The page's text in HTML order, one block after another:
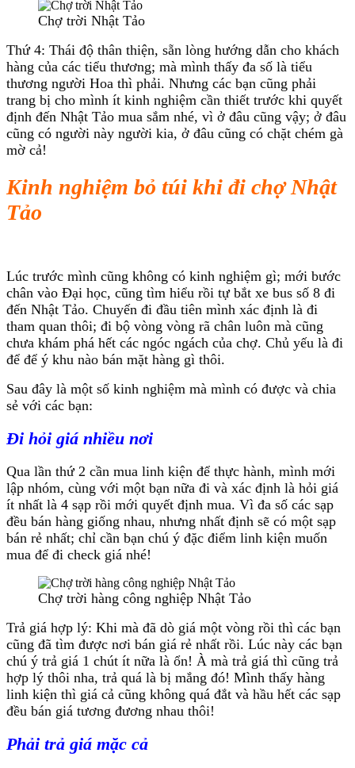
Chợ trời Nhật Tảo
Thứ 4: Thái độ thân thiện, sẵn lòng hướng dẫn cho khách
hàng của các tiểu thương; mà mình thấy đa số là tiểu
thương người Hoa thì phải. Nhưng các bạn cũng phải
trang bị cho mình ít kinh nghiệm cần thiết trước khi quyết
định đến Nhật Tảo mua sắm nhé, vì ở đâu cũng vậy; ở đâu
cũng có người này người kia, ở đâu cũng có chặt chém gà
mờ cả!
Kinh nghiệm bỏ túi khi đi chợ Nhật
Tảo
Lúc trước mình cũng không có kinh nghiệm gì; mới bước
chân vào Đại học, cũng tìm hiểu rồi tự bắt xe bus số 8 đi
đến Nhật Tảo. Chuyến đi đầu tiên mình xác định là đi
tham quan thôi; đi bộ vòng vòng rã chân luôn mà cũng
chưa khám phá hết các ngóc ngách của chợ. Chủ yếu là đi
để để ý khu nào bán mặt hàng gì thôi.
Sau đây là một số kinh nghiệm mà mình có được và chia
sẻ với các bạn:
Đi hỏi giá nhiều nơi
Qua lần thứ 2 cần mua linh kiện để thực hành, mình mới
lập nhóm, cùng với một bạn nữa đi và xác định là hỏi giá
ít nhất là 4 sạp rồi mới quyết định mua. Vì đa số các sạp
đều bán hàng giống nhau, nhưng nhất định sẽ có một sạp
bán rẻ nhất; chỉ cần bạn chú ý đặc điểm linh kiện muốn
mua để đi check giá nhé!
Chợ trời hàng công nghiệp Nhật Tảo
Trả giá hợp lý: Khi mà đã dò giá một vòng rồi thì các bạn
cũng đã tìm được nơi bán giá rẻ nhất rồi. Lúc này các bạn
chú ý trả giá 1 chút ít nữa là ổn! À mà trả giá thì cũng trả
hợp lý thôi nha, trả quá là bị mắng đó! Mình thấy hàng
linh kiện thì giá cả cũng không quá đắt và hầu hết các sạp
đều bán giá tương đương nhau thôi!
Phải trả giá mặc cả